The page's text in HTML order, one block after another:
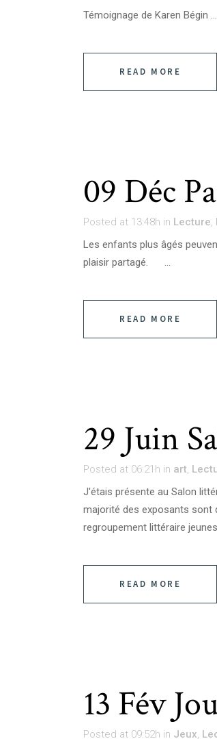
Témoignage de Karen Bégin ...
READ MORE
09 Déc
Posted at 13:48h in Lecture,
Les enfants plus âgés
plaisir partagé. ...
READ MORE
29 Juin
Posted at 06:21h in art,
J'étais présente au Salon
majorité des exposants sont
regroupement littéraire
READ MORE
13 Fév
Posted at 09:52h in Jeux,